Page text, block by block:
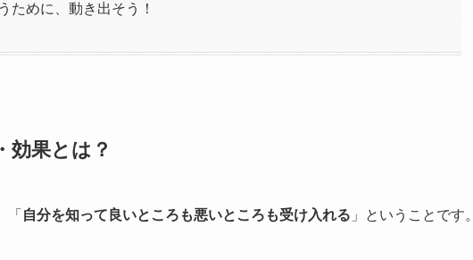
ために、動き出そう！
効果とは？
「 自分を知って良いところも悪いところも受け入れる 」ということです。